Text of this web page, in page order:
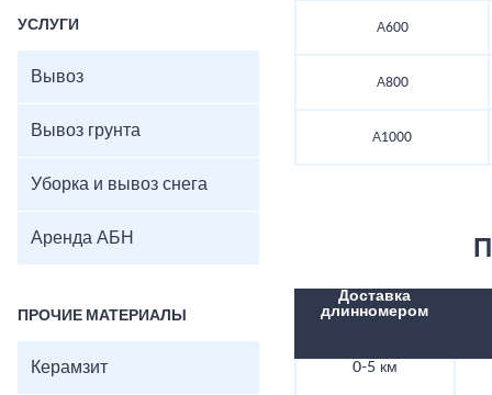
УСЛУГИ
Вывоз
Вывоз грунта
Уборка и вывоз снега
Аренда АБН
ПРОЧИЕ МАТЕРИАЛЫ
Керамзит
А600
А800
А1000
Доставка
длинномером
0-5 км